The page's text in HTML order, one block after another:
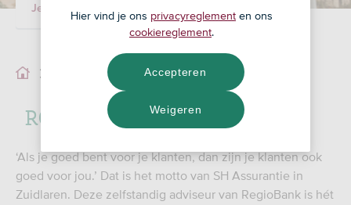
Je adviseur
ROX financieel advies
‘Als je goed bent voor je klanten, dan zijn je klanten ook
goed voor jou.’ Dat is het motto van SH Assurantie in
Zuidlaren. Deze zelfstandig adviseur van RegioBank is hét
Hier vind je ons privacyreglement en ons
cookiereglement.
Weigeren
Accepteren